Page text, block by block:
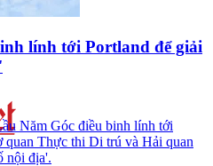
lính tới Portland để giải
Năm Góc điều binh lính tới
quan Thực thi Di trú và Hải quan
nội địa'.